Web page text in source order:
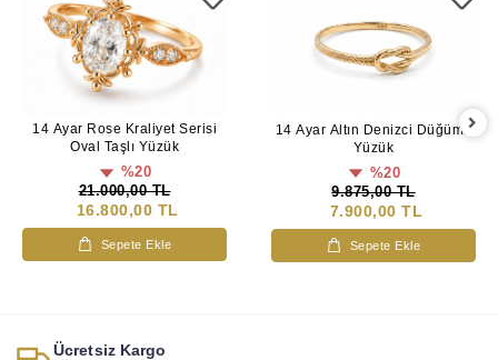
14 Ayar Rose Kraliyet Serisi
Oval Taşlı Yüzük
%20
21.000,00 TL
16.800,00 TL
Sepete Ekle
14 Ayar Altın Denizci Düğümü
Yüzük
%20
9.875,00 TL
7.900,00 TL
Sepete Ekle
Ücretsiz Kargo